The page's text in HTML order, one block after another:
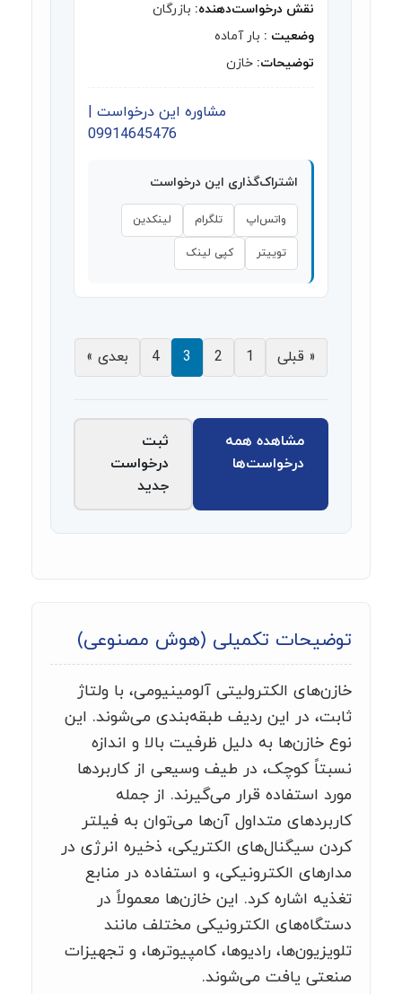
نقش درخواست‌دهنده: بازرگان
وضعیت : بار آماده
توضیحات: خازن
مشاوره این درخواست |
09914645476
اشتراک‌گذاری این درخواست
واتس‌اپ تلگرام لینکدین
توییتر کپی لینک
« قبلی 1
2
3
4 بعدی »
مشاهده همه
درخواست‌ها
ثبت
درخواست
جدید
توضیحات تکمیلی (هوش مصنوعی)
خازن‌های الکترولیتی آلومینیومی، با ولتاژ
ثابت، در این ردیف طبقه‌بندی می‌شوند. این
نوع خازن‌ها به دلیل ظرفیت بالا و اندازه
نسبتاً کوچک، در طیف وسیعی از کاربردها
مورد استفاده قرار می‌گیرند. از جمله
کاربردهای متداول آن‌ها می‌توان به فیلتر
کردن سیگنال‌های الکتریکی، ذخیره انرژی در
مدارهای الکترونیکی، و استفاده در منابع
تغذیه اشاره کرد. این خازن‌ها معمولاً در
دستگاه‌های الکترونیکی مختلف مانند
تلویزیون‌ها، رادیوها، کامپیوترها، و تجهیزات
صنعتی یافت می‌شوند.